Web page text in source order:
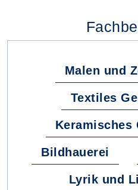
Malen und
Textiles
Keramisches
Bildhauerei
Lyrik und